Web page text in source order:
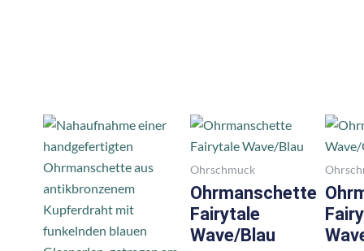
Dieses
Produkt
mehrere
Varianten
Ohrschmuck
Ohrmanschette
Fairytale
Wave/Blau
Dieses
Produkt
weist
mehrere
Varianten